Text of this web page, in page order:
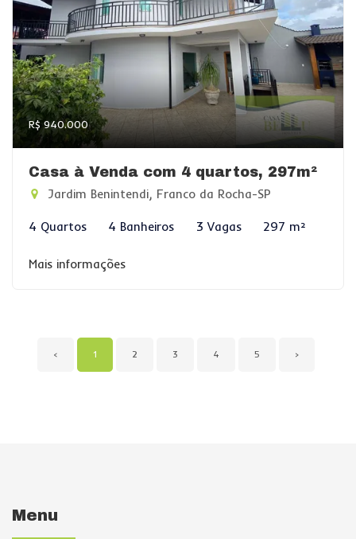
R$ 940.000
Casa à Venda com 4 quartos, 297m²
Jardim Benintendi, Franco da Rocha-SP
4 Quartos 4 Banheiros 3 Vagas 297 m²
Mais informações
‹ 1 2 3 4 5 ›
Menu